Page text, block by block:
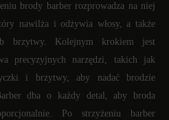
brody barber rozprowadza na niej
nawilża i odżywia włosy, a także
brzytwy. Kolejnym krokiem jest
precyzyjnych narzędzi, takich jak
i brzytwy, aby nadać brodzie
dba o każdy detal, aby broda
Po strzyżeniu barber